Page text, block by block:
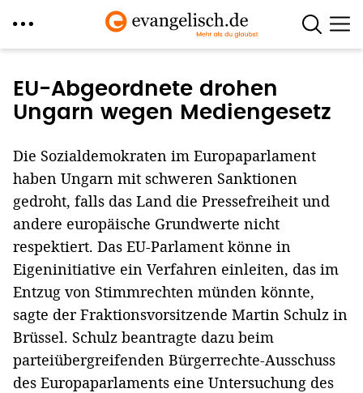
zum
Inhalt
EU-Abgeordnete drohen
Ungarn wegen Mediengesetz
Die Sozialdemokraten im Europaparlament
haben Ungarn mit schweren Sanktionen
gedroht, falls das Land die Pressefreiheit und
andere europäische Grundwerte nicht
respektiert. Das EU-Parlament könne in
Eigeninitiative ein Verfahren einleiten, das im
Entzug von Stimmrechten münden könnte,
sagte der Fraktionsvorsitzende Martin Schulz in
Brüssel. Schulz beantragte dazu beim
parteiübergreifenden Bürgerrechte-Ausschuss
des Europaparlaments eine Untersuchung des